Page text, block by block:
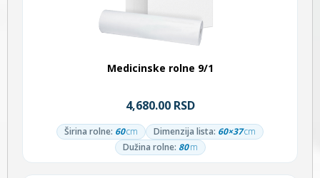
Medicinske rolne 9/1
4,680.00 RSD
Širina rolne: 60cm Dimenzija lista: 60×37cm
Dužina rolne: 80 m